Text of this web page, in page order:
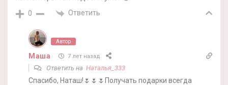
0 Ответить
Автор
Маша 7 лет назад
Ответить на Наталья_333
Спасибо, Наташ!🌷🌷🌷Получать подарки всегда